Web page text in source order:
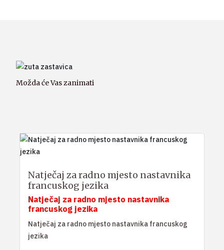
Možda će Vas zanimati
Natječaj za radno mjesto nastavnika
francuskog jezika
Natječaj za radno mjesto nastavnika
francuskog jezika
Natječaj za radno mjesto nastavnika francuskog
jezika